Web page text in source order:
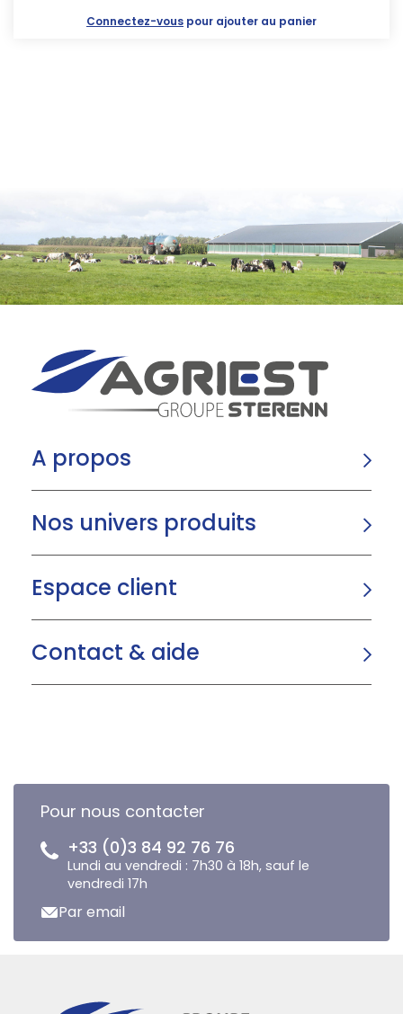
Connectez-vous pour ajouter au panier
A propos
Nos univers produits
Espace client
Contact & aide
Pour nous contacter
+33 (0)3 84 92 76 76
Lundi au vendredi : 7h30 à 18h, sauf le
vendredi 17h
Par email